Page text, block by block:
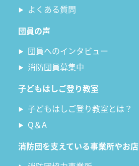
よくある質問
団員の声
団員へのインタビュー
消防団員募集中
子どもはしご登り教室
子どもはしご登り教室とは？
Q＆A
消防団を支えている事業所やお店